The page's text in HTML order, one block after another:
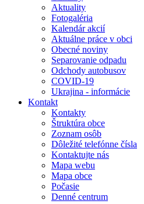
Aktuality
Fotogaléria
Kalendár akcií
Aktuálne práce v obci
Obecné noviny
Separovanie odpadu
Odchody autobusov
COVID-19
Ukrajina - informácie
Kontakt
Kontakty
Štruktúra obce
Zoznam osôb
Dôležité telefónne čísla
Kontaktujte nás
Mapa webu
Mapa obce
Počasie
Denné centrum